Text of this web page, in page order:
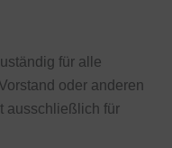
für alle
oder anderen
ausschließlich für